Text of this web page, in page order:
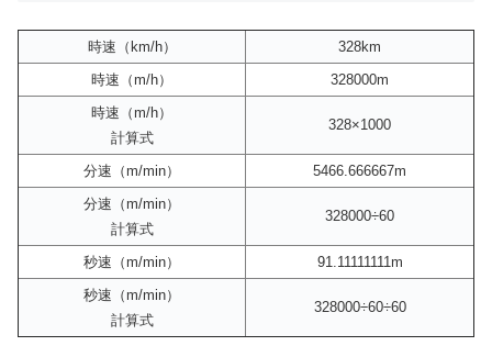
時速（km/h）
328km
時速（m/h）
328000m
時速（m/h）
計算式
328×1000
分速（m/min）
5466.666667m
分速（m/min）
計算式
328000÷60
秒速（m/min）
91.11111111m
秒速（m/min）
計算式
328000÷60÷60